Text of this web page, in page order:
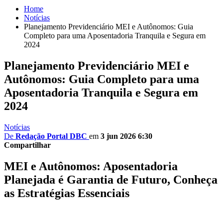
Home
Notícias
Planejamento Previdenciário MEI e Autônomos: Guia
Completo para uma Aposentadoria Tranquila e Segura em
2024
Planejamento Previdenciário MEI e
Autônomos: Guia Completo para uma
Aposentadoria Tranquila e Segura em
2024
Notícias
De Redação Portal DBC em 3 jun 2026 6:30
Compartilhar
MEI e Autônomos: Aposentadoria
Planejada é Garantia de Futuro, Conheça
as Estratégias Essenciais